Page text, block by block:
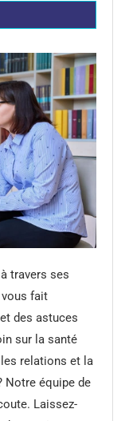
travers ses
fait
des astuces
sur la santé
relations et la
Notre équipe de
Laissez-